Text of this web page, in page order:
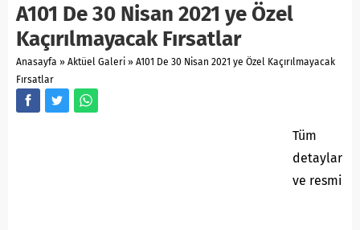
A101 De 30 Nisan 2021 ye Özel
Kaçırılmayacak Fırsatlar
Anasayfa » Aktüel Galeri » A101 De 30 Nisan 2021 ye Özel Kaçırılmayacak
Fırsatlar
Tüm
detaylar
ve resmi